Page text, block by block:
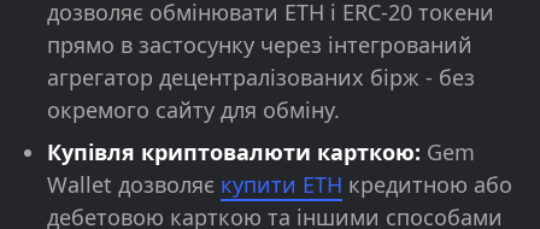
дозволяє обмінювати ETH і ERC-20 токени
прямо в застосунку через інтегрований
агрегатор децентралізованих бірж - без
окремого сайту для обміну.
Купівля криптовалюти карткою: Gem
Wallet дозволяє купити ETH кредитною або
дебетовою карткою та іншими способами